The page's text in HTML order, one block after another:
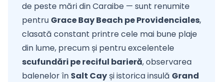
de peste mări din Caraibe — sunt renumite
pentru Grace Bay Beach pe Providenciales,
clasată constant printre cele mai bune plaje
din lume, precum și pentru excelentele
scufundări pe reciful barieră, observarea
balenelor în Salt Cay și istorica insulă Grand